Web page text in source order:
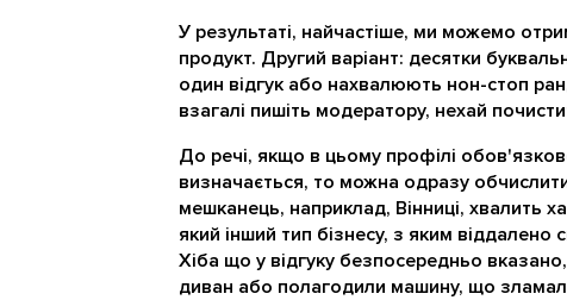
У результаті, найчастіше, ми можемо
продукт. Другий варіант: десятки
один відгук або нахвалюють нон-стоп
взагалі пишіть модератору, нехай
До речі, якщо в цьому профілі
визначається, то можна одразу
мешканець, наприклад, Вінниці, хвалить
який інший тип бізнесу, з яким віддалено
Хіба що у відгуку безпосередньо
диван або полагодили машину, що